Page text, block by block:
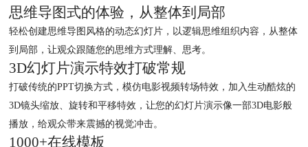
思维导图式的体验，从整体到局部
轻松创建思维导图风格的动态幻灯片，以逻辑思维组织内容，从整体
到局部，让观众跟随您的思维方式理解、思考。
3D幻灯片演示特效打破常规
打破传统的PPT切换方式，模仿电影视频转场特效，加入生动酷炫的
3D镜头缩放、旋转和平移特效，让您的幻灯片演示像一部3D电影般
播放，给观众带来震撼的视觉冲击。
1000+在线模板